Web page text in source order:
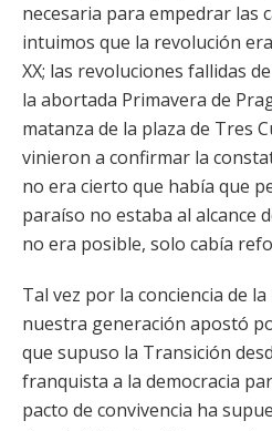
necesaria para empedrar las
intuimos que la revolución
XX; las revoluciones fallidas
la abortada Primavera de
matanza de la plaza de Tres
vinieron a confirmar la
no era cierto que había que
paraíso no estaba al alcance
no era posible, solo cabía
Tal vez por la conciencia de
nuestra generación apostó
que supuso la Transición
franquista a la democracia
pacto de convivencia ha